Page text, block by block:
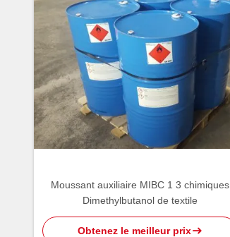
Moussant auxiliaire MIBC 1 3 chimiques
Dimethylbutanol de textile
Obtenez le meilleur prix